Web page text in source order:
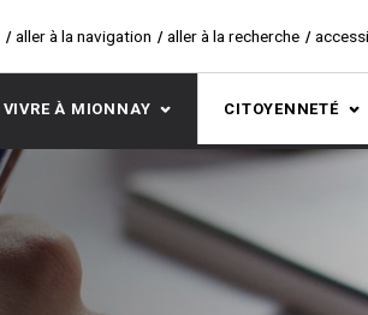
aller à la navigation aller à la recherche
VIVRE À MIONNAY CITOYENNETÉ